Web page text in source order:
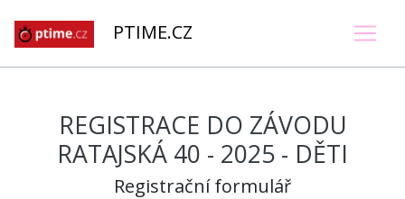
PTIME.CZ
REGISTRACE DO ZÁVODU
RATAJSKÁ 40 - 2025 - DĚTI
Registrační formulář